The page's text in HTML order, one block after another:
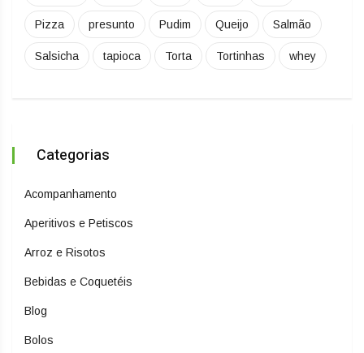
Pizza presunto Pudim Queijo Salmão
Salsicha tapioca Torta Tortinhas whey
Categorias
Acompanhamento
Aperitivos e Petiscos
Arroz e Risotos
Bebidas e Coquetéis
Blog
Bolos